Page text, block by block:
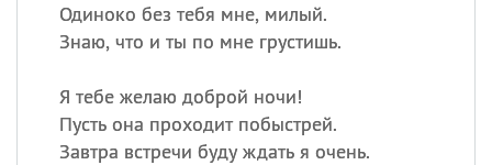
Одиноко без тебя мне, милый.
Знаю, что и ты по мне грустишь.
Я тебе желаю доброй ночи!
Пусть она проходит побыстрей.
Завтра встречи буду ждать я очень.